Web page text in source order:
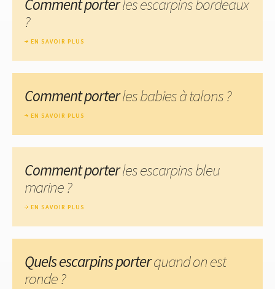
Comment porterles escarpins bordeaux
?
EN SAVOIR PLUS
Comment porterles babies à talons ?
EN SAVOIR PLUS
Comment porterles escarpins bleu
marine ?
EN SAVOIR PLUS
Quels escarpins porterquand on est
ronde ?